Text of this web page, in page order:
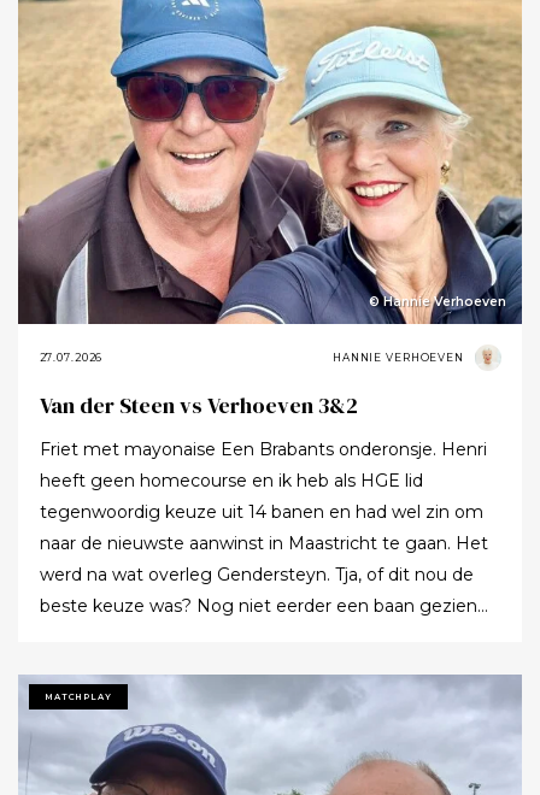
meer ging zeggen.
© Hannie Verhoeven
27.07.2026 HANNIE VERHOEVEN
Van der Steen vs Verhoeven 3&2
Friet met mayonaise Een Brabants onderonsje. Henri
heeft geen homecourse en ik heb als HGE lid
tegenwoordig keuze uit 14 banen en had wel zin om
naar de nieuwste aanwinst in Maastricht te gaan. Het
werd na wat overleg Gendersteyn. Tja, of dit nou de
beste keuze was? Nog niet eerder een baan gezien
voor meer banen? Ze hebben echt hun best gedaan
om de afslagplaatsen en de greens groen te houden
maar dat leverde weer allerlei andere problemen op (
MATCHPLAY